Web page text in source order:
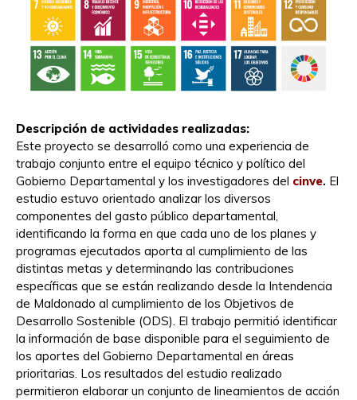
Descripción de actividades realizadas:
Este proyecto se desarrolló como una experiencia de
trabajo conjunto entre el equipo técnico y político del
Gobierno Departamental y los investigadores del cinve. El
estudio estuvo orientado analizar los diversos
componentes del gasto público departamental,
identificando la forma en que cada uno de los planes y
programas ejecutados aporta al cumplimiento de las
distintas metas y determinando las contribuciones
específicas que se están realizando desde la Intendencia
de Maldonado al cumplimiento de los Objetivos de
Desarrollo Sostenible (ODS). El trabajo permitió identificar
la información de base disponible para el seguimiento de
los aportes del Gobierno Departamental en áreas
prioritarias. Los resultados del estudio realizado
permitieron elaborar un conjunto de lineamientos de acción